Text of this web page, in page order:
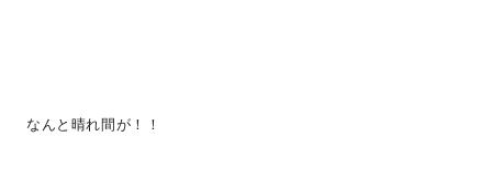
なんと晴れ間が！！